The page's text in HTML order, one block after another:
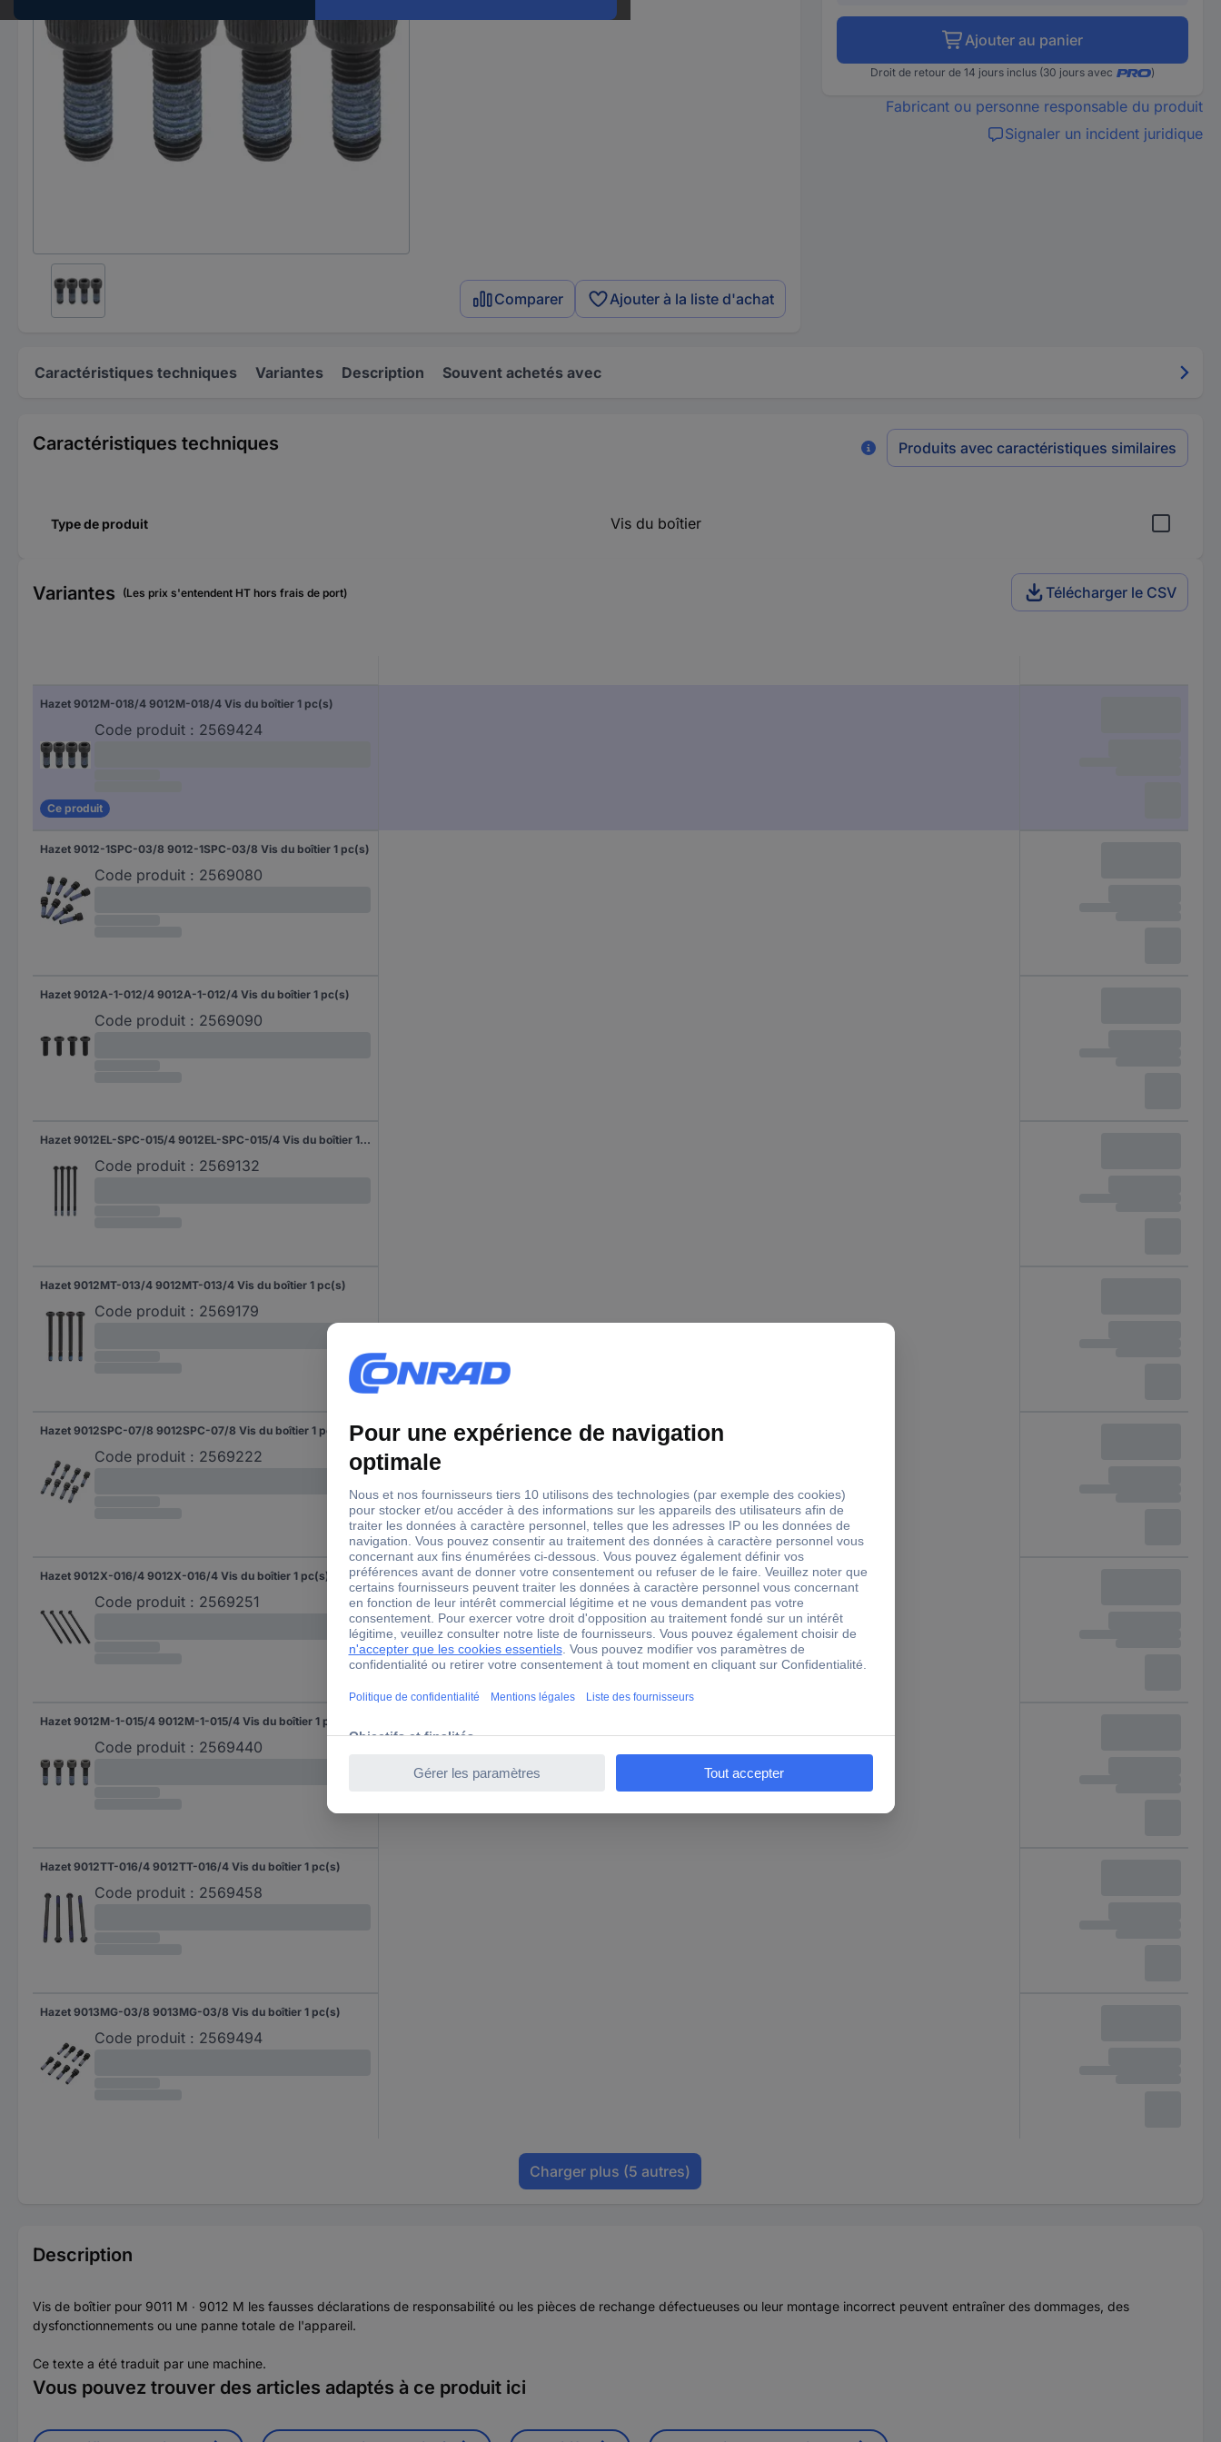
Comparer Ajouter à la liste d'achat
Ajouter au panier
Droit de retour de 14 jours inclus (30 jours avec )
Fabricant ou personne responsable du produit
Signaler un incident juridique
Caractéristiques techniques Variantes Description Souvent achetés avec
Caractéristiques techniques Produits avec caractéristiques similaires
Type de produit Vis du boîtier
Variantes (Les prix s'entendent HT hors frais de port) Télécharger le CSV
Hazet 9012M-018/4 9012M-018/4 Vis du boîtier 1 pc(s)
Code produit : 2569424
Ce produit
Hazet 9012-1SPC-03/8 9012-1SPC-03/8 Vis du boîtier 1 pc(s)
Code produit : 2569080
Hazet 9012A-1-012/4 9012A-1-012/4 Vis du boîtier 1 pc(s)
Code produit : 2569090
Hazet 9012EL-SPC-015/4 9012EL-SPC-015/4 Vis du boîtier 1 pc(s)
Code produit : 2569132
Hazet 9012MT-013/4 9012MT-013/4 Vis du boîtier 1 pc(s)
Code produit : 2569179
Hazet 9012SPC-07/8 9012SPC-07/8 Vis du boîtier 1 pc(s)
Code produit : 2569222
Hazet 9012X-016/4 9012X-016/4 Vis du boîtier 1 pc(s)
Code produit : 2569251
Hazet 9012M-1-015/4 9012M-1-015/4 Vis du boîtier 1 pc(s)
Code produit : 2569440
Hazet 9012TT-016/4 9012TT-016/4 Vis du boîtier 1 pc(s)
Code produit : 2569458
Hazet 9013MG-03/8 9013MG-03/8 Vis du boîtier 1 pc(s)
Code produit : 2569494
Charger plus (5 autres)
Description
Vis de boîtier pour 9011 M ∙ 9012 M les fausses déclarations de responsabilité ou les pièces de rechange défectueuses ou leur montage incorrect peuvent entraîner des dommages, des
dysfonctionnements ou une panne totale de l'appareil.
Ce texte a été traduit par une machine.
Vous pouvez trouver des articles adaptés à ce produit ici